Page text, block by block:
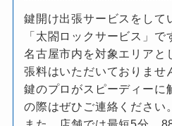
鍵開け出張サービスをして
「太閤ロックサービス」で
名古屋市内を対象エリアと
張料はいただいておりませ
鍵のプロがスピーディーに
の際はぜひご連絡ください。